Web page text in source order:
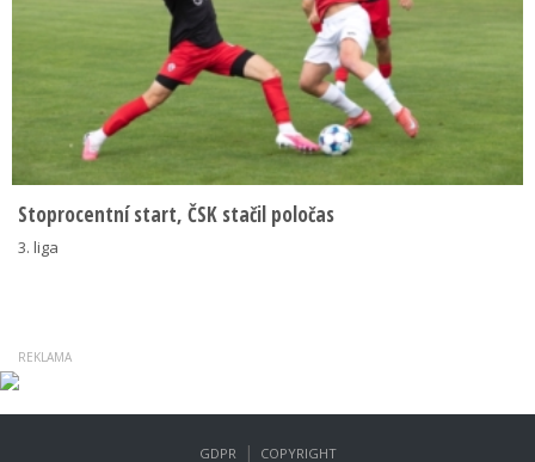
Stoprocentní start, ČSK stačil poločas
3. liga
GDPR | COPYRIGHT